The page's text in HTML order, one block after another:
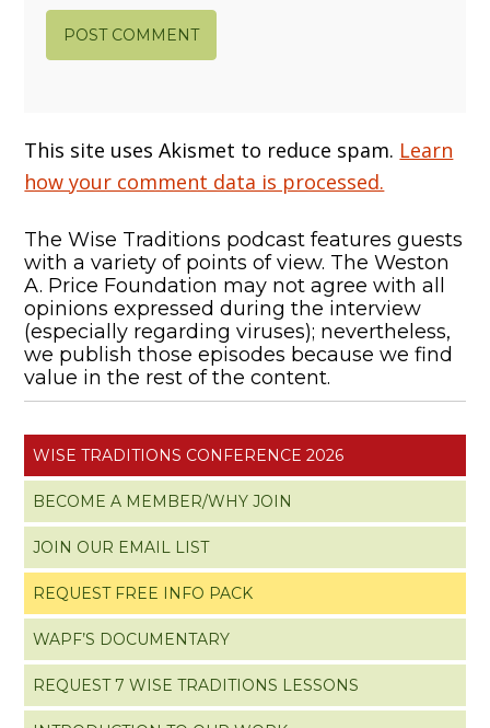
This site uses Akismet to reduce spam. Learn
how your comment data is processed.
The Wise Traditions podcast features guests
with a variety of points of view. The Weston
A. Price Foundation may not agree with all
opinions expressed during the interview
(especially regarding viruses); nevertheless,
we publish those episodes because we find
value in the rest of the content.
WISE TRADITIONS CONFERENCE 2026
BECOME A MEMBER/WHY JOIN
JOIN OUR EMAIL LIST
REQUEST FREE INFO PACK
WAPF’S DOCUMENTARY
REQUEST 7 WISE TRADITIONS LESSONS